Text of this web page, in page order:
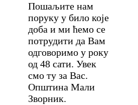
Пошаљите нам
поруку у било које
доба и ми ћемо се
потрудити да Вам
одговоримо у року
од 48 сати. Увек
смо ту за Вас.
Општина Мали
Зворник.